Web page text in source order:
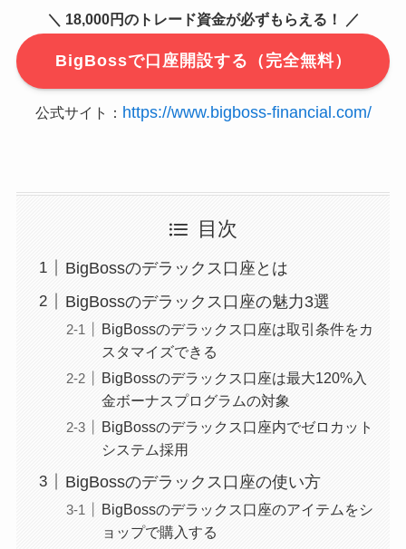
＼ 18,000円のトレード資金が必ずもらえる！ ／
BigBossで口座開設する（完全無料）
公式サイト： https://www.bigboss-financial.com/
目次
BigBossのデラックス口座とは
BigBossのデラックス口座の魅力3選
BigBossのデラックス口座は取引条件をカ
スタマイズできる
BigBossのデラックス口座は最大120%入
金ボーナスプログラムの対象
BigBossのデラックス口座内でゼロカット
システム採用
BigBossのデラックス口座の使い方
BigBossのデラックス口座のアイテムをシ
ョップで購入する